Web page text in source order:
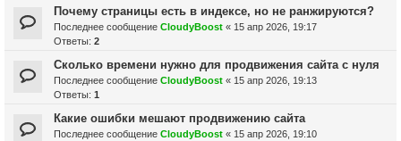
Почему страницы есть в индексе, но не ранжируются?
Последнее сообщение CloudyBoost « 15 апр 2026, 19:17
Ответы: 2
Сколько времени нужно для продвижения сайта с нуля
Последнее сообщение CloudyBoost « 15 апр 2026, 19:13
Ответы: 1
Какие ошибки мешают продвижению сайта
Последнее сообщение CloudyBoost « 15 апр 2026, 19:10